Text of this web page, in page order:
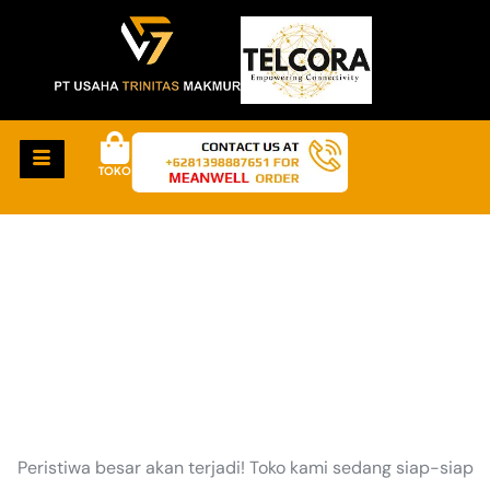
TOKO
Peristiwa besar akan terjadi! Toko kami sedang siap-siap